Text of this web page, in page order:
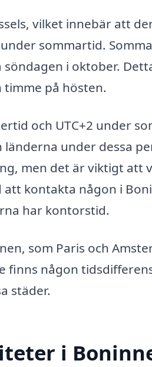
vilket innebär att
sommartid.
i oktober.
på hösten.
och UTC+2 under
under dessa
men det är viktigt att
kontakta någon i
har kontorstid.
som Paris och
finns någon
städer.
i